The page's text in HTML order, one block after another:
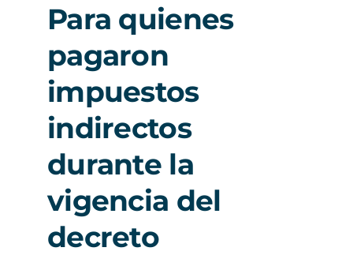
Para quienes
pagaron
impuestos
indirectos
durante la
vigencia del
decreto